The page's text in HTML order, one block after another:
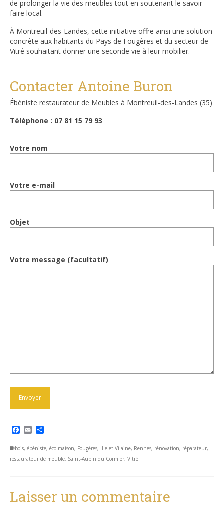
de prolonger la vie des meubles tout en soutenant le savoir-
faire local.
À Montreuil-des-Landes, cette initiative offre ainsi une solution
concrète aux habitants du Pays de Fougères et du secteur de
Vitré souhaitant donner une seconde vie à leur mobilier.
Contacter Antoine Buron
Ébéniste restaurateur de Meubles à Montreuil-des-Landes (35)
Téléphone : 07 81 15 79 93
Votre nom
Votre e-mail
Objet
Votre message (facultatif)
Facebook
Email
bois, ébéniste, éco maison, Fougères, Ille-et-Vilaine, Rennes, rénovation, réparateur,
restaurateur de meuble, Saint-Aubin du Cormier, Vitré
Laisser un commentaire